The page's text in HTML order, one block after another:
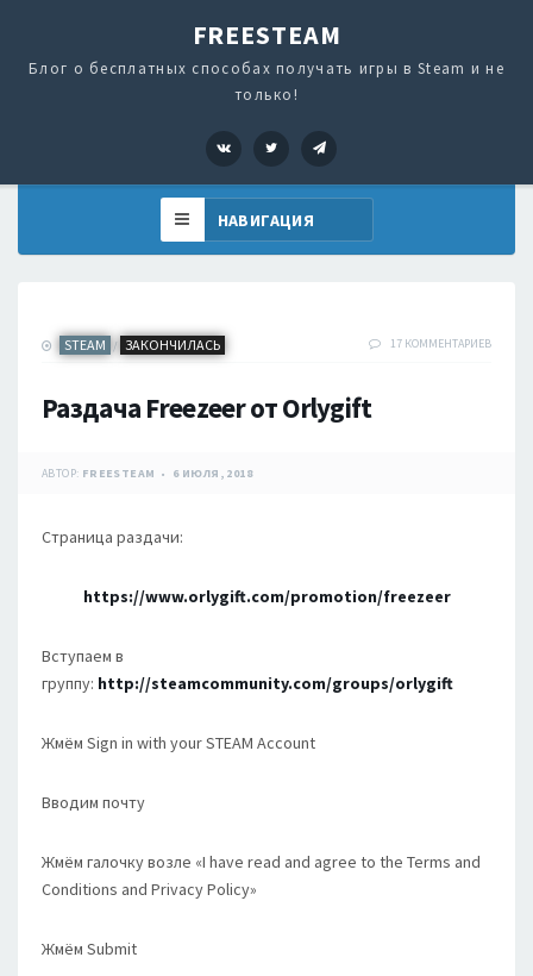
FREESTEAM
Блог о бесплатных способах получать игры в Steam и не
только!
VK Twitter
STEAM / ЗАКОНЧИЛАСЬ 17 КОММЕНТАРИЕВ
Раздача Freezeer от Orlygift
АВТОР: FREESTEAM 6 ИЮЛЯ, 2018
Страница раздачи:
https://www.orlygift.com/promotion/freezeer
Вступаем в
группу: http://steamcommunity.com/groups/orlygift
Жмём Sign in with your STEAM Account
Вводим почту
Жмём галочку возле «I have read and agree to the Terms and
Conditions and Privacy Policy»
Жмём Submit